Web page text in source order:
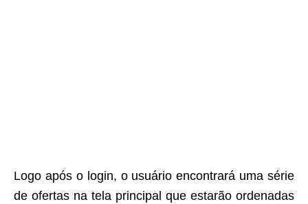
Logo após o login, o usuário encontrará uma série
de ofertas na tela principal que estarão ordenadas